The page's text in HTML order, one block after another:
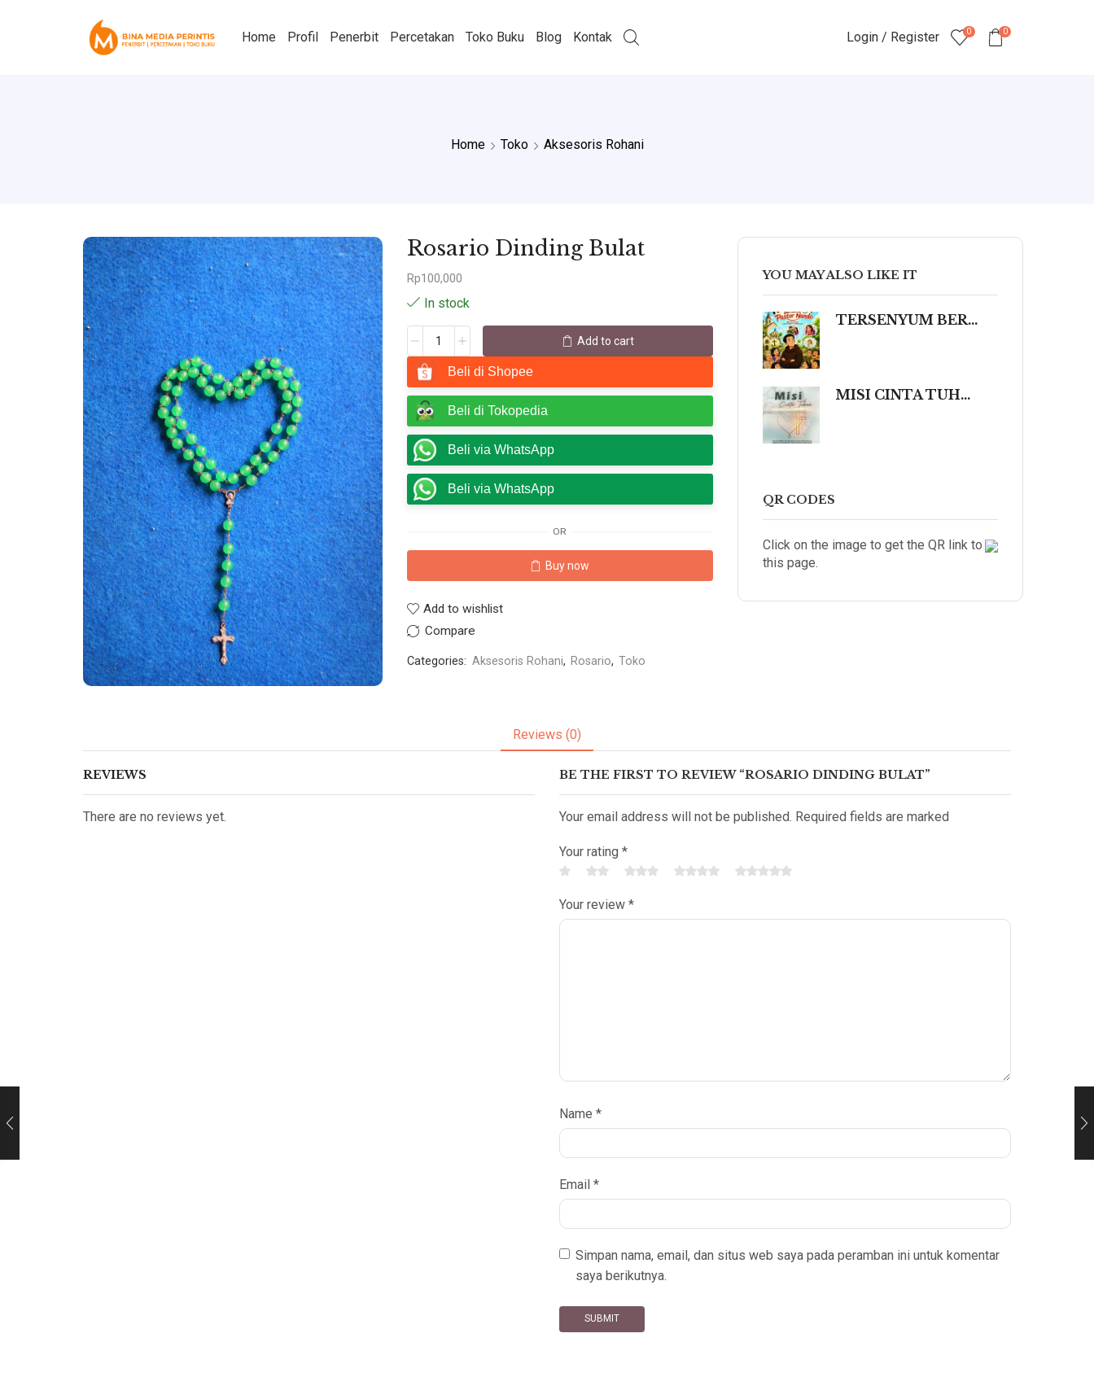
Home Profil Penerbit Percetakan Toko Buku Blog Kontak Login / Register 0 0
Home Toko Aksesoris Rohani
Rosario Dinding Bulat
Rp100,000
In stock
Add to cart
Beli di Shopee
Beli di Tokopedia
Beli via WhatsApp
Beli via WhatsApp
OR
Buy now
Add to wishlist
Compare
Categories: Aksesoris Rohani, Rosario, Toko
YOU MAY ALSO LIKE IT
TERSENYUM BERSAMA PASTOR NANDO 80 Humor Ringan tentang Iman, Kehidupan, dan Kemanusiaan
MISI CINTA TUHAN (Sebuah Refleksi Teologis dalam Cahaya Kidung Agung, Magisterium Gereja, dan Tradisi Katolik yang Mengalir dalam Keindahan Budaya serta Spiritualitas Mendalam yang Menyentuh dan Meneguhkan Hati Beriman.)
QR CODES
Click on the image to get the QR link to
this page.
Reviews (0)
REVIEWS
There are no reviews yet.
BE THE FIRST TO REVIEW “ROSARIO DINDING BULAT”
Your email address will not be published. Required fields are marked
Your rating *
Your review *
Name *
Email *
Simpan nama, email, dan situs web saya pada peramban ini untuk komentar
saya berikutnya.